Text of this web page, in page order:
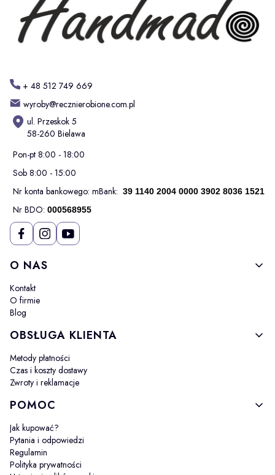
+ 48 512 749 669
wyroby@recznierobione.com.pl
ul. Przeskok 5
58-260 Bielawa
Pon-pt 8:00 - 18:00
Sob 8:00 - 15:00
Nr konta bankowego: mBank: 39 1140 2004 0000 3902 8036 1521
Nr BDO: 000568955
Linki w stopce
O NAS
Kontakt
O firmie
Blog
OBSŁUGA KLIENTA
Metody płatności
Czas i koszty dostawy
Zwroty i reklamacje
POMOC
Jak kupować?
Pytania i odpowiedzi
Regulamin
Polityka prywatności